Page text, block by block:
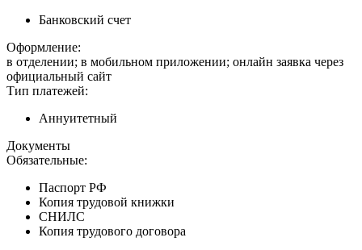
Банковский счет
Оформление:
в отделении; в мобильном приложении; онлайн заявка через
официальный сайт
Тип платежей:
Аннуитетный
Документы
Обязательные:
Паспорт РФ
Копия трудовой книжки
СНИЛС
Копия трудового договора